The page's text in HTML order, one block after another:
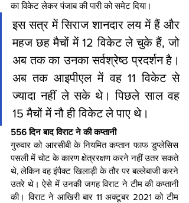
का विकेट लेकर पंजाब की पारी को समेट दिया।
इस सत्र में सिराज शानदार लय में हैं और
महज छह मैचों में 12 विकेट ले चुके हैं, जो
अब तक का उनका सर्वश्रेष्ठ प्रदर्शन है।
अब तक आइपीएल में वह 11 विकेट से
ज्यादा नहीं ले सके थे। पिछले साल वह
15 मैचों में नौ ही विकेट ले पाए थे।
556 दिन बाद विराट ने की कप्तानी
गुरुवार को आरसीबी के नियमित कप्तान फाफ डुप्लेसिस
पसली में चोट के कारण क्षेत्ररक्षण करने नहीं उतर सकते
थे, लेकिन वह इंपैक्ट खिलाड़ी के तौर पर बल्लेबाजी करने
उतरे थे। ऐसे में उनकी जगह विराट ने टीम की कप्तानी
की। विराट ने आखिरी बार 11 अक्टूबर 2021 को टीम